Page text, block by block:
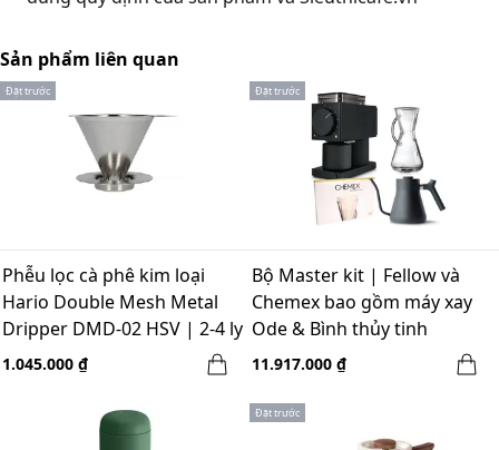
Sản phẩm liên quan
Đặt trước
Phễu lọc cà phê kim loại
Hario Double Mesh Metal
Dripper DMD-02 HSV | 2-4 ly
1.045.000 ₫
Đặt trước
Bộ Master kit | Fellow và
Chemex bao gồm máy xay
Ode & Bình thủy tinh
Chemex 3 cups
11.917.000 ₫
Đặt trước